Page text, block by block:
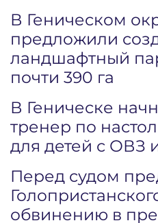
В Геническом
предложили
ландшафтный
почти 390 га
В Геническе
тренер по
для детей с ОВЗ
Перед судом
обвинению в